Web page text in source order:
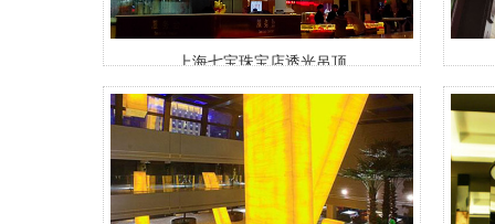
上海七宝珠宝店透光吊顶